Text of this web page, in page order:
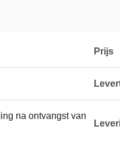
Prijs
na ontvangst van